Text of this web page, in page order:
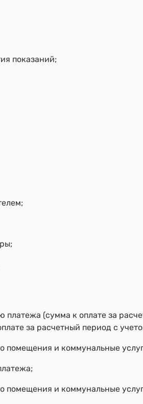
показаний;
(сумма к оплате за
за расчетный период c
помещения и коммунальные
помещения и коммунальные